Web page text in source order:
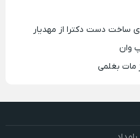
ساخت دست دکترا از مهدیار
وان
مات بغلمی